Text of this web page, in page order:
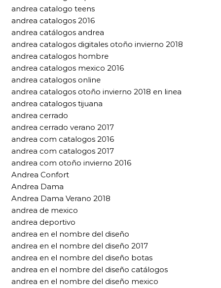
andrea catalogo teens
andrea catalogos 2016
andrea catálogos andrea
andrea catalogos digitales otoño invierno 2018
andrea catalogos hombre
andrea catalogos mexico 2016
andrea catalogos online
andrea catalogos otoño invierno 2018 en linea
andrea catalogos tijuana
andrea cerrado
andrea cerrado verano 2017
andrea com catalogos 2016
andrea com catalogos 2017
andrea com otoño invierno 2016
Andrea Confort
Andrea Dama
Andrea Dama Verano 2018
andrea de mexico
andrea deportivo
andrea en el nombre del diseño
andrea en el nombre del diseño 2017
andrea en el nombre del diseño botas
andrea en el nombre del diseño catálogos
andrea en el nombre del diseño mexico